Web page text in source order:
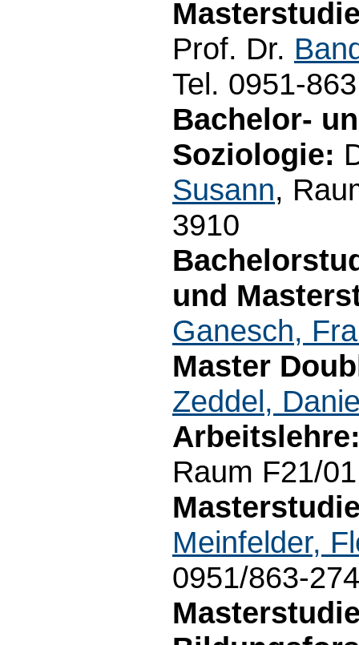
Prof. Dr.
Tel. 0951-
Bachelor-
Soziologie:
Susann,
3910
und
Ganesch,
Master
Zeddel,
Raum F21/
Meinfelder,
0951/863-